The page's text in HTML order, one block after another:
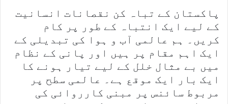
پاکستان کے تباہ کن نقصانات انسانیت
کے لیے ایک انتباہ کے طور پر کام
کریں۔ ہم عالمی آب و ہوا کی تبدیلی کے
ایک اہم مقام پر ہیں اور پانی کے نظام
میں بے مثال خلل کے لیے تیار ہونے کا
ایک بار ایک موقع ہے۔ عالمی سطح پر
مربوط سائنس پر مبنی کارروائی کی